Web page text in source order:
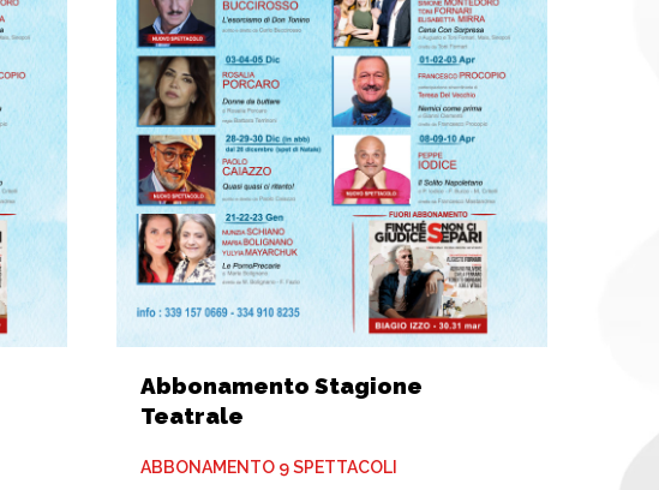
Abbonamento Stagione
Teatrale
ABBONAMENTO 9 SPETTACOLI